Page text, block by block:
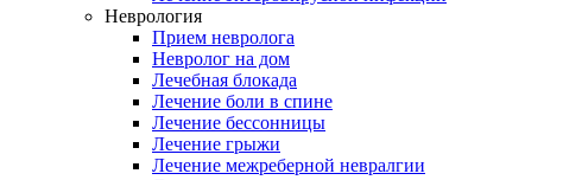
Неврология
Прием невролога
Невролог на дом
Лечебная блокада
Лечение боли в спине
Лечение бессонницы
Лечение грыжи
Лечение межреберной невралгии